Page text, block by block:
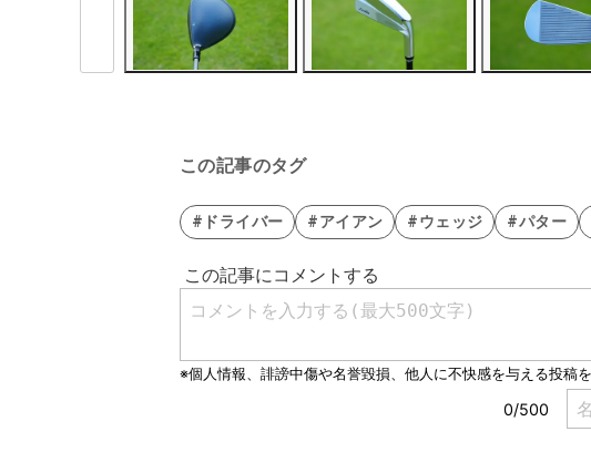
この記事のタグ
#ドライバー #アイアン #ウェッジ #パター